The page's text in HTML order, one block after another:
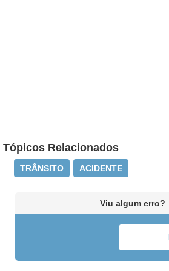
Tópicos Relacionados
TRÂNSITO ACIDENTE
Viu algum erro?